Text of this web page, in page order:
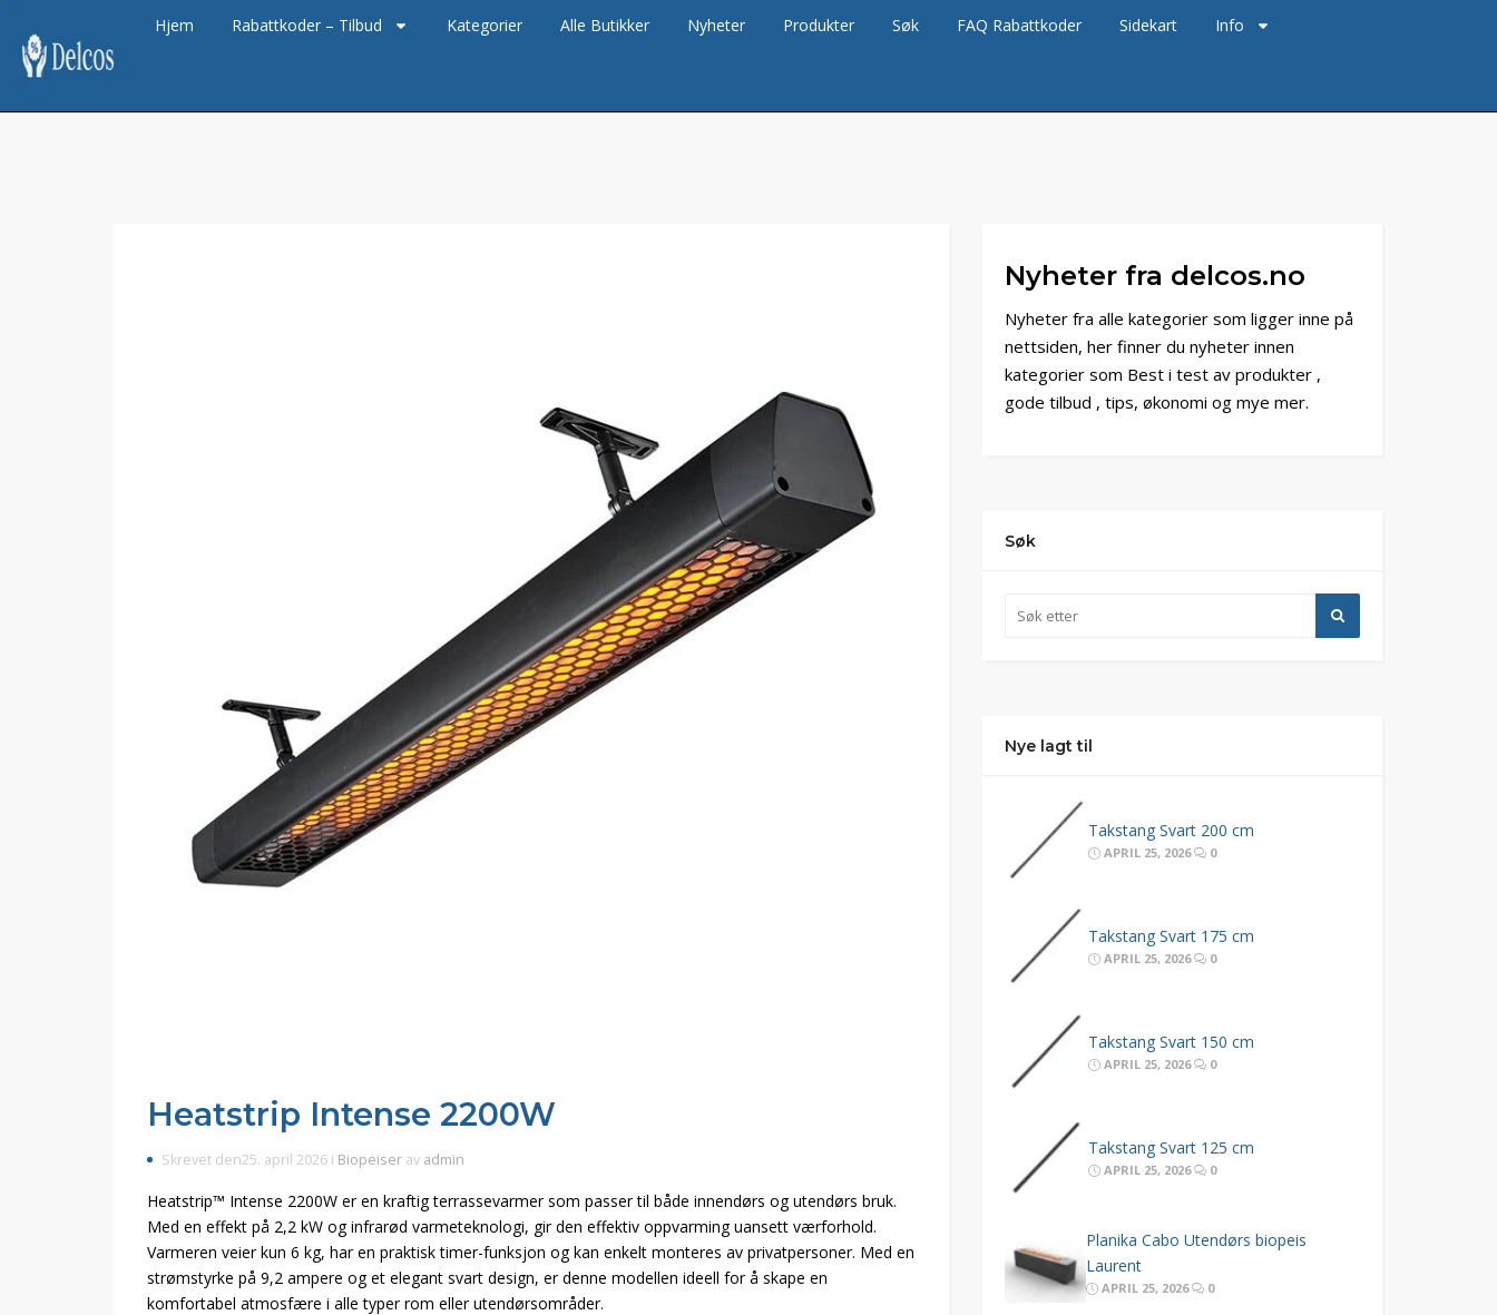
Hjem Rabattkoder – Tilbud Kategorier Alle Butikker Nyheter Produkter Søk FAQ Rabattkoder Sidekart Info
Heatstrip Intense 2200W
Skrevet den25. april 2026 i Biopeiser av admin
Heatstrip™ Intense 2200W er en kraftig terrassevarmer som passer til både innendørs og utendørs bruk.
Med en effekt på 2,2 kW og infrarød varmeteknologi, gir den effektiv oppvarming uansett værforhold.
Varmeren veier kun 6 kg, har en praktisk timer-funksjon og kan enkelt monteres av privatpersoner. Med en
strømstyrke på 9,2 ampere og et elegant svart design, er denne modellen ideell for å skape en
komfortabel atmosfære i alle typer rom eller utendørsområder.
Nyheter fra delcos.no
Nyheter fra alle kategorier som ligger inne på
nettsiden, her finner du nyheter innen
kategorier som Best i test av produkter ,
gode tilbud , tips, økonomi og mye mer.
Søk
Nye lagt til
Takstang Svart 200 cm
APRIL 25, 2026 0
Takstang Svart 175 cm
APRIL 25, 2026 0
Takstang Svart 150 cm
APRIL 25, 2026 0
Takstang Svart 125 cm
APRIL 25, 2026 0
Planika Cabo Utendørs biopeis
Laurent
APRIL 25, 2026 0